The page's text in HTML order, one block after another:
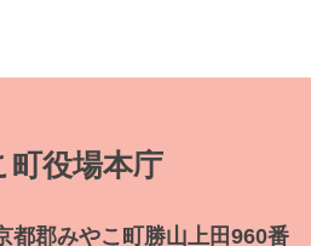
町役場本庁
郡みやこ町勝山上田960番